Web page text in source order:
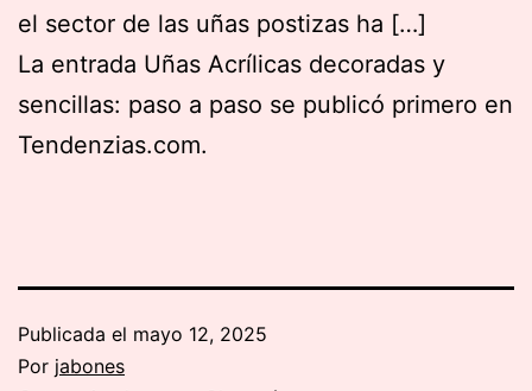
el sector de las uñas postizas ha […]
La entrada Uñas Acrílicas decoradas y
sencillas: paso a paso se publicó primero en
Tendenzias.com.
Publicada el mayo 12, 2025
Por jabones